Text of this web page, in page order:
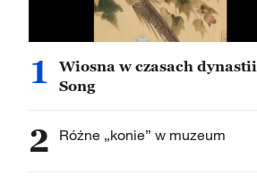
1
Wiosna w czasach dynastii
Song
2 Różne „konie” w muzeum